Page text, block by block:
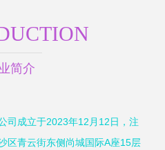
简介
司成立于2023年12月12日，注
区青云街东侧尚城国际A座15层